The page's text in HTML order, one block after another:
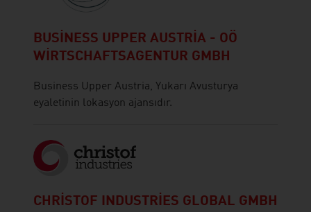
BUSINESS UPPER AUSTRIA - OÖ
WIRTSCHAFTSAGENTUR GMBH
Business Upper Austria, Yukarı Avusturya
eyaletinin lokasyon ajansıdır.
CHRISTOF INDUSTRIES GLOBAL GMBH